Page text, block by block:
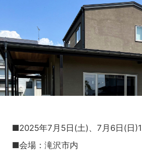
■2025年7月5日(土)、7月6日(日
■会場：滝沢市内